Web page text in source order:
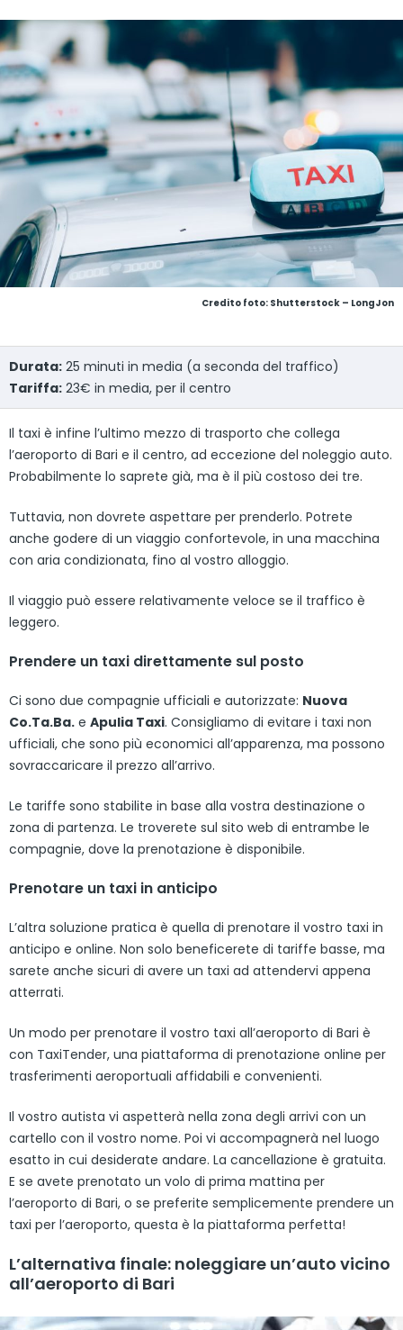
Credito foto: Shutterstock – LongJon
Durata: 25 minuti in media (a seconda del traffico)
Tariffa: 23€ in media, per il centro
Il taxi è infine l’ultimo mezzo di trasporto che collega
l’aeroporto di Bari e il centro, ad eccezione del noleggio auto.
Probabilmente lo saprete già, ma è il più costoso dei tre.
Tuttavia, non dovrete aspettare per prenderlo. Potrete
anche godere di un viaggio confortevole, in una macchina
con aria condizionata, fino al vostro alloggio.
Il viaggio può essere relativamente veloce se il traffico è
leggero.
Prendere un taxi direttamente sul posto
Ci sono due compagnie ufficiali e autorizzate: Nuova
Co.Ta.Ba. e Apulia Taxi. Consigliamo di evitare i taxi non
ufficiali, che sono più economici all’apparenza, ma possono
sovraccaricare il prezzo all’arrivo.
Le tariffe sono stabilite in base alla vostra destinazione o
zona di partenza. Le troverete sul sito web di entrambe le
compagnie, dove la prenotazione è disponibile.
Prenotare un taxi in anticipo
L’altra soluzione pratica è quella di prenotare il vostro taxi in
anticipo e online. Non solo beneficerete di tariffe basse, ma
sarete anche sicuri di avere un taxi ad attendervi appena
atterrati.
Un modo per prenotare il vostro taxi all’aeroporto di Bari è
con TaxiTender, una piattaforma di prenotazione online per
trasferimenti aeroportuali affidabili e convenienti.
Il vostro autista vi aspetterà nella zona degli arrivi con un
cartello con il vostro nome. Poi vi accompagnerà nel luogo
esatto in cui desiderate andare. La cancellazione è gratuita.
E se avete prenotato un volo di prima mattina per
l’aeroporto di Bari, o se preferite semplicemente prendere un
taxi per l’aeroporto, questa è la piattaforma perfetta!
L’alternativa finale: noleggiare un’auto vicino
all’aeroporto di Bari